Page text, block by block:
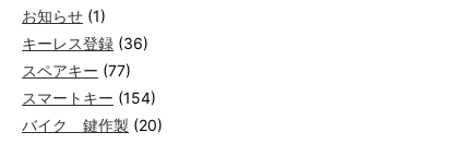
お知らせ (1)
キーレス登録 (36)
スペアキー (77)
スマートキー (154)
バイク 鍵作製 (20)